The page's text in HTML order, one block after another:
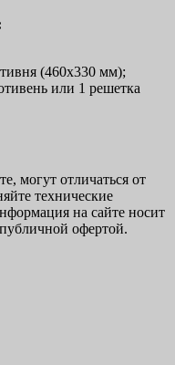
(460х330 мм);
или 1 решетка
могут отличаться от
технические
на сайте носит
офертой.